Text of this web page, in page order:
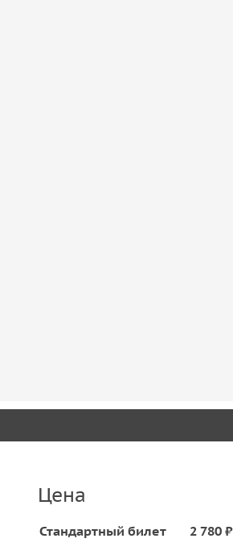
Цена
Стандартный билет 2 780 ₽